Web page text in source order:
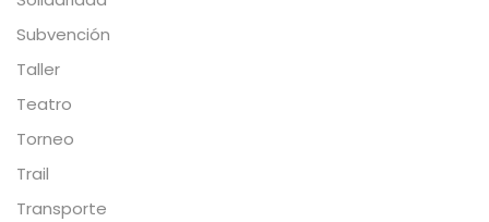
Subvención
Taller
Teatro
Torneo
Trail
Transporte